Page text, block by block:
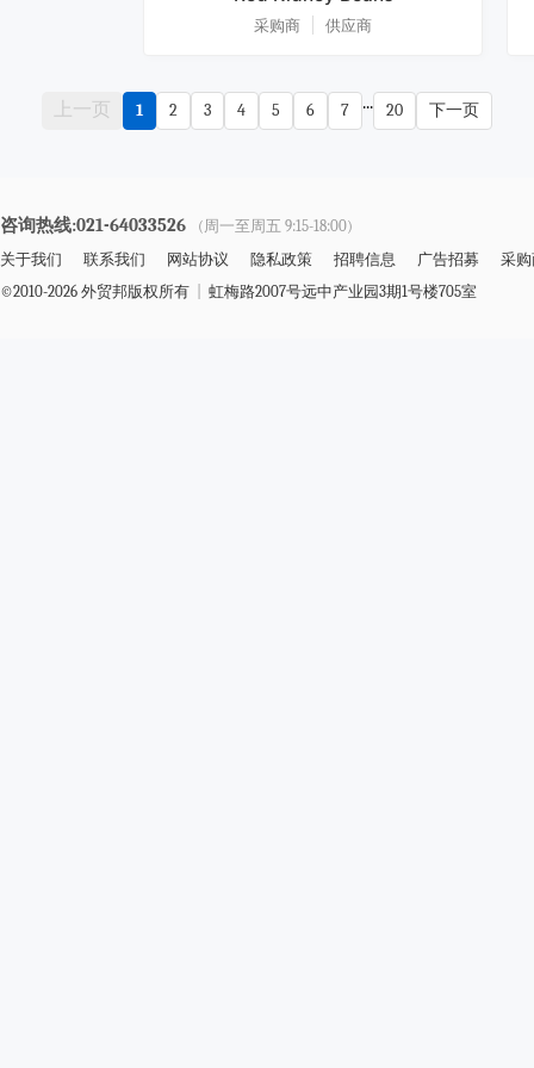
采购商 供应商
上一页 1 2 3 4 5 6 7 ... 20 下一页
咨询热线:021-64033526
(周一至周五 9:15-18:00)
关于我们
联系我们 网站协议 隐私政策 招聘信息 广告招募
采
©2010-2026 外贸邦版权所有
虹梅路2007号远中产业园3期1号楼705室